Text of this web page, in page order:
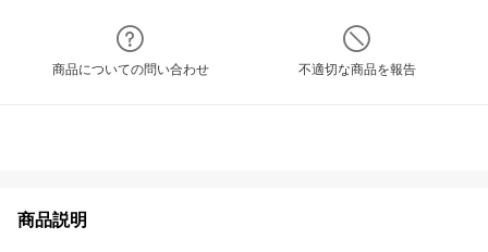
商品についての問い合わせ 不適切な商品を報告
商品説明